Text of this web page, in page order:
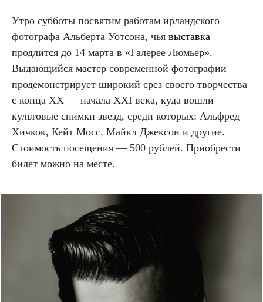
Утро субботы посвятим работам ирландского
фотографа Альберта Уотсона, чья выставка
продлится до 14 марта в «Галерее Люмьер».
Выдающийся мастер современной фотографии
продемонстрирует широкий срез своего творчества
с конца XX — начала XXI века, куда вошли
культовые снимки звезд, среди которых: Альфред
Хичкок, Кейт Мосс, Майкл Джексон и другие.
Стоимость посещения — 500 рублей. Приобрести
билет можно на месте.